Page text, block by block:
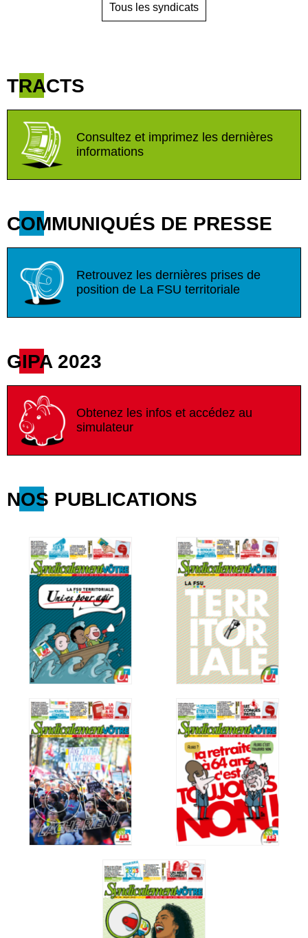
Tous les syndicats
TRACTS
Consultez et imprimez les dernières
informations
COMMUNIQUÉS DE PRESSE
Retrouvez les dernières prises de
position de La FSU territoriale
GIPA 2023
Obtenez les infos et accédez au
simulateur
NOS PUBLICATIONS